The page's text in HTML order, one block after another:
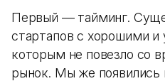
Первый — тайминг.
стартапов с хорошими
которым не повезло со
рынок. Мы же появились